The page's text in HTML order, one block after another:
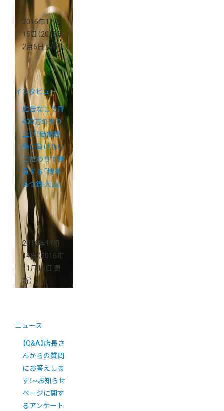
2016年11月
15日 （2018年
2月6日 更新）
インタビュー
広告なしで月
400万の売り
上げ！価格競
争に負けない
こだわりで勝
負する「博多
もつ鍋 大山」
2016年11月
14日 （2016年
11月10日 更
新）
ニュース
【Q&A】店長さ
んからの質問
にお答えしま
す！~お知らせ
ページに関す
るアンケート